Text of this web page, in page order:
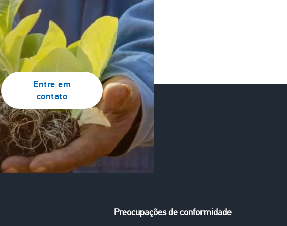
Entre em
contato
Preocupações de conformidade